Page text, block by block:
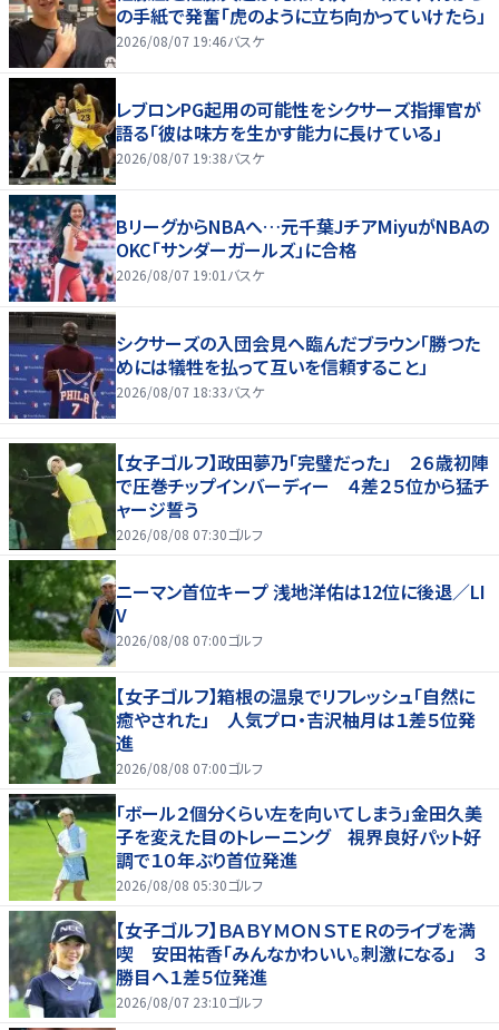
の手紙で発奮「虎のように立ち向かっていけたら」
2026/08/07 19:46バスケ
レブロンPG起用の可能性をシクサーズ指揮官が
語る「彼は味方を生かす能力に長けている」
2026/08/07 19:38バスケ
BリーグからNBAへ…元千葉JチアMiyuがNBAの
OKC「サンダーガールズ」に合格
2026/08/07 19:01 バスケ
シクサーズの入団会見へ臨んだブラウン「勝つた
めには犠牲を払って互いを信頼すること」
2026/08/07 18:33バスケ
【女子ゴルフ】政田夢乃「完璧だった」 ２６歳初陣
で圧巻チップインバーディー ４差２５位から猛チ
ャージ誓う
2026/08/08 07:30ゴルフ
ニーマン首位キープ 浅地洋佑は12位に後退／LI
V
2026/08/08 07:00ゴルフ
【女子ゴルフ】箱根の温泉でリフレッシュ「自然に
癒やされた」 人気プロ・吉沢柚月は１差５位発
進
2026/08/08 07:00ゴルフ
「ボール２個分くらい左を向いてしまう」金田久美
子を変えた目のトレーニング 視界良好パット好
調で１０年ぶり首位発進
2026/08/08 05:30ゴルフ
【女子ゴルフ】ＢＡＢＹＭＯＮＳＴＥＲのライブを満
喫 安田祐香「みんなかわいい。刺激になる」 ３
勝目へ１差５位発進
2026/08/07 23:10ゴルフ